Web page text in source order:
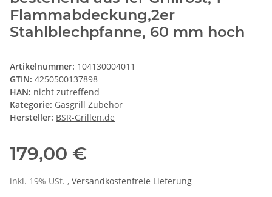
Flammabdeckung,2er
Stahlblechpfanne, 60 mm hoch
Artikelnummer: 104130004011
GTIN: 4250500137898
HAN: nicht zutreffend
Kategorie: Gasgrill Zubehör
Hersteller: BSR-Grillen.de
179,00 €
inkl. 19% USt. , Versandkostenfreie Lieferung